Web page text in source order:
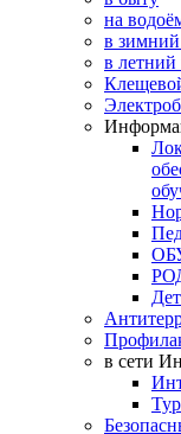
на
в
в летний
в сети